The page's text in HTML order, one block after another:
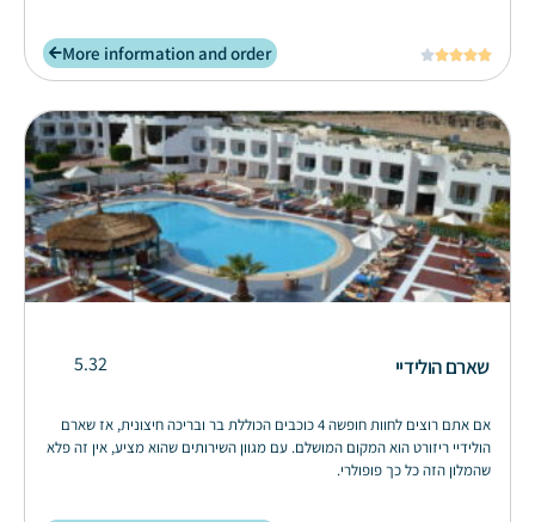





More information and order
שארם הולידיי 5.32
אם אתם רוצים לחוות חופשה 4 כוכבים הכוללת בר ובריכה חיצונית, אז שארם
הולידיי ריזורט הוא המקום המושלם. עם מגוון השירותים שהוא מציע, אין זה פלא
שהמלון הזה כל כך פופולרי.